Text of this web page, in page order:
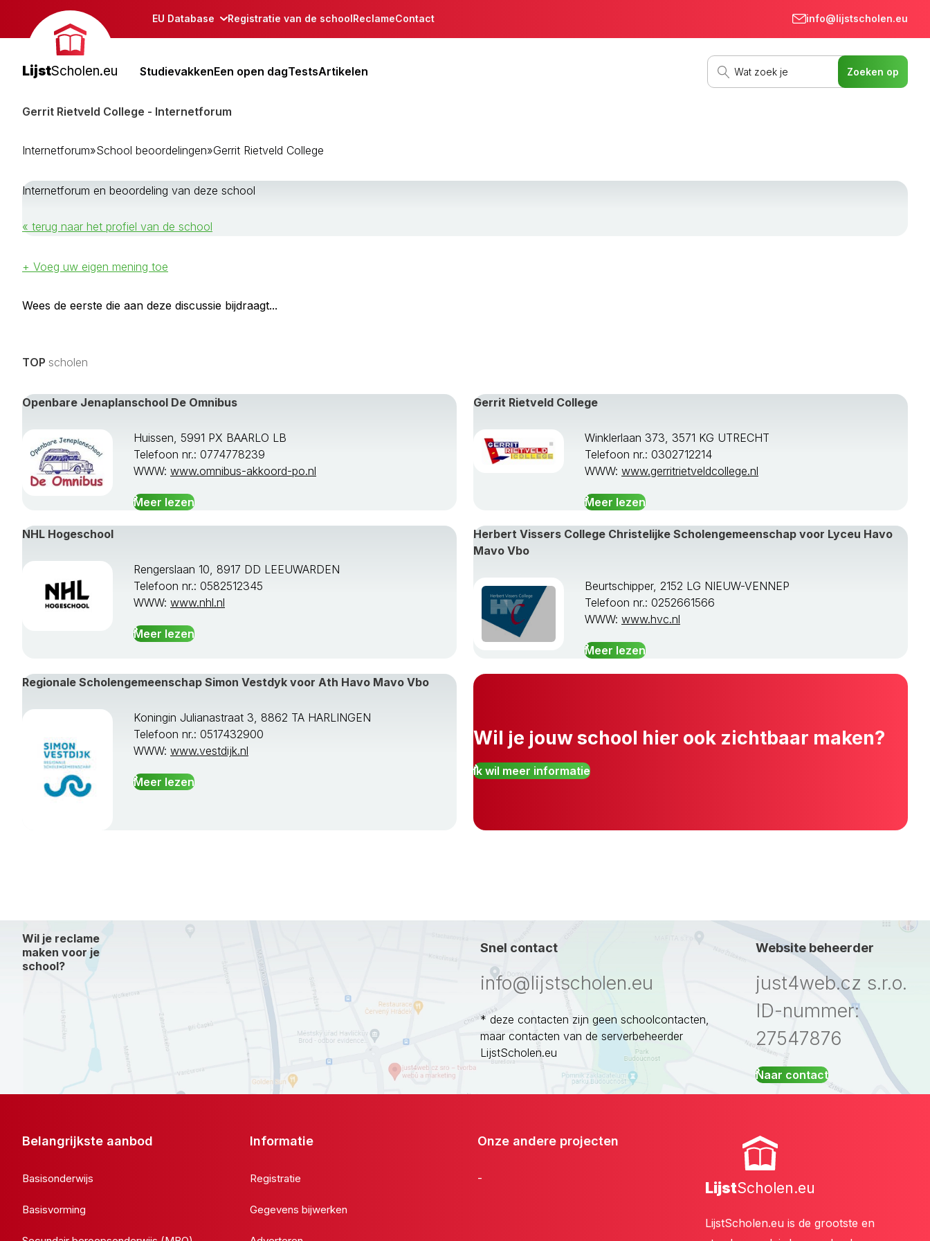
EU Database Registratie van de schoolReclameContact info@lijstscholen.eu
LijstScholen.eu StudievakkenEen open dagTestsArtikelen
Gerrit Rietveld College - Internetforum
Internetforum»School beoordelingen»Gerrit Rietveld College
Internetforum en beoordeling van deze school
« terug naar het profiel van de school
+ Voeg uw eigen mening toe
Wees de eerste die aan deze discussie bijdraagt...
TOP scholen
Openbare Jenaplanschool De Omnibus
Huissen, 5991 PX BAARLO LB
Telefoon nr.: 0774778239
WWW: www.omnibus-akkoord-po.nl
Meer lezen
Gerrit Rietveld College
Winklerlaan 373, 3571 KG UTRECHT
Telefoon nr.: 0302712214
WWW: www.gerritrietveldcollege.nl
Meer lezen
NHL Hogeschool
Rengerslaan 10, 8917 DD LEEUWARDEN
Telefoon nr.: 0582512345
WWW: www.nhl.nl
Meer lezen
Herbert Vissers College Christelijke Scholengemeenschap voor Lyceu Havo
Mavo Vbo
Beurtschipper, 2152 LG NIEUW-VENNEP
Telefoon nr.: 0252661566
WWW: www.hvc.nl
Meer lezen
Regionale Scholengemeenschap Simon Vestdyk voor Ath Havo Mavo Vbo
Koningin Julianastraat 3, 8862 TA HARLINGEN
Telefoon nr.: 0517432900
WWW: www.vestdijk.nl
Meer lezen
Wil je jouw school hier ook zichtbaar maken?
Ik wil meer informatie
Wil je reclame
maken voor je
school?
Snel contact
info@lijstscholen.eu
* deze contacten zijn geen schoolcontacten,
maar contacten van de serverbeheerder
LijstScholen.eu
Website beheerder
just4web.cz s.r.o.
ID-nummer:
27547876
Naar contact
Belangrijkste aanbod
Basisonderwijs
Basisvorming
Informatie
Registratie
Gegevens bijwerken
Onze andere projecten
-
LijstScholen.eu
LijstScholen.eu is de grootste en